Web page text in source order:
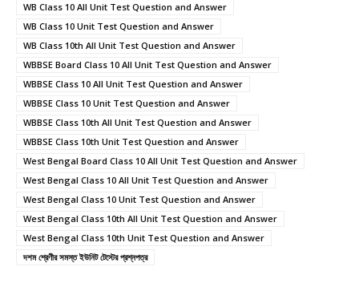
WB Class 10 All Unit Test Question and Answer
WB Class 10 Unit Test Question and Answer
WB Class 10th All Unit Test Question and Answer
WBBSE Board Class 10 All Unit Test Question and Answer
WBBSE Class 10 All Unit Test Question and Answer
WBBSE Class 10 Unit Test Question and Answer
WBBSE Class 10th All Unit Test Question and Answer
WBBSE Class 10th Unit Test Question and Answer
West Bengal Board Class 10 All Unit Test Question and Answer
West Bengal Class 10 All Unit Test Question and Answer
West Bengal Class 10 Unit Test Question and Answer
West Bengal Class 10th All Unit Test Question and Answer
West Bengal Class 10th Unit Test Question and Answer
দশম শ্রেণীর সমস্ত ইউনিট টেস্টের প্রশ্নপত্র